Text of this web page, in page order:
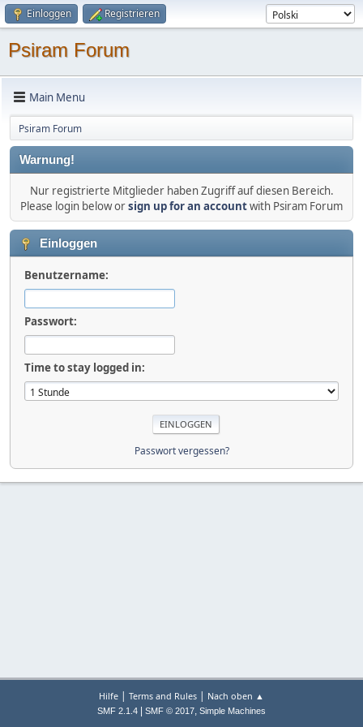
Einloggen Registrieren
Psiram Forum
Main Menu
Psiram Forum
Warnung!
Nur registrierte Mitglieder haben Zugriff auf diesen Bereich.
Please login below orsign up for an accountwith Psiram Forum
Einloggen
Benutzername:
Passwort:
Time to stay logged in:
Passwort vergessen?
Hilfe | Terms and Rules | Nach oben ▲
SMF 2.1.4 SMF © 2017, Simple Machines